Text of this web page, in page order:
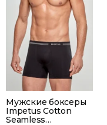
Мужские боксеры
Impetus Cotton
Seamless